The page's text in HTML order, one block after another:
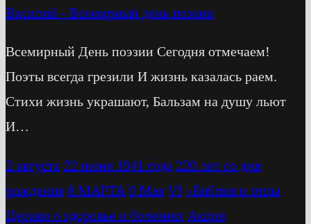
Василий - Всемирный день поэзии
Всемирный День поэзии Сегодня отмечаем!
Поэты всегда грезили И жизнь казалась раем.
Стихи жизнь украшают, Бальзам на душу льют
И…
2 августа 22 июня 1941 года 220 лет со дня
рождения 8 МАРТА 9 Мая Vf »Библия и отцы
Церкви о здоровье и болезнях Акция